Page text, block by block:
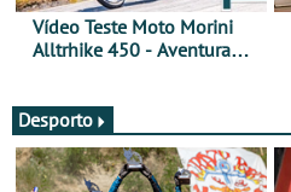
Vídeo Teste Moto Morini
Alltrhike 450 - Aventura
Desporto